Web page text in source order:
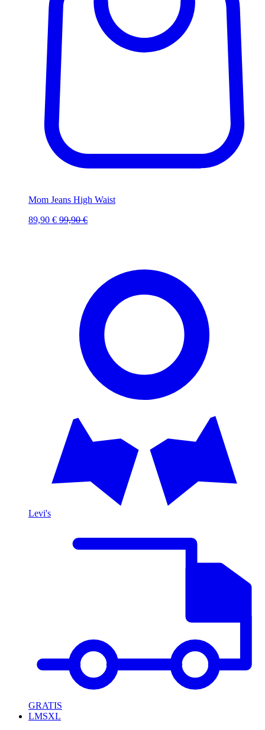
Mom Jeans High Waist
89,90 € 99,90 €
Levi's
GRATIS
LMSXL